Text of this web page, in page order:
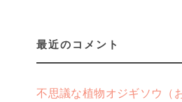
最近のコメント
不思議な植物オジギソウ（